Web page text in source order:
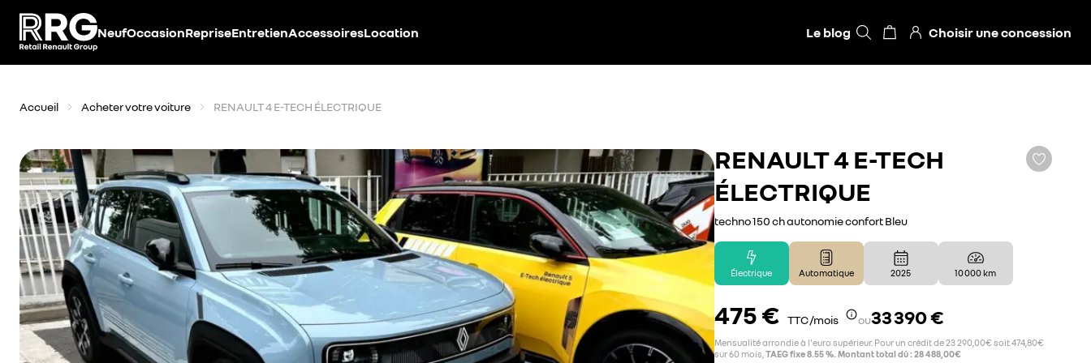
NeufOccasionRepriseEntretienAccessoiresLocation Le blog Choisir une concession
Accueil Acheter votre voiture RENAULT 4 E-TECH ÉLECTRIQUE
RENAULT4 E-TECH
ÉLECTRIQUE
techno 150 ch autonomie confort Bleu
Électrique Automatique 2025 10 000 km
475 € TTC /mois ou33 390 €
Mensualité arrondie à l'euro supérieur. Pour un crédit de 23 290,00€ soit 474,80€
sur 60 mois, TAEG fixe 8.55 %. Montant total dû : 28 488,00€